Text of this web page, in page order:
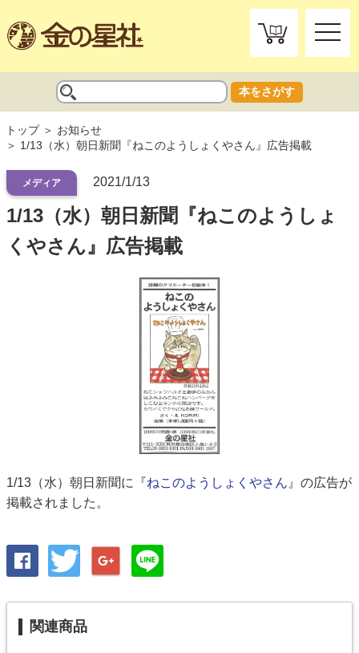
toggle
本をさがす
トップ
お知らせ
1/13（水）朝日新聞『ねこのようしょくやさん』広告掲載
メディア 2021/1/13
1/13（水）朝日新聞『ねこのようしょ
くやさん』広告掲載
1/13（水）朝日新聞に『ねこのようしょくやさん 』の広告が
掲載されました。
関連商品